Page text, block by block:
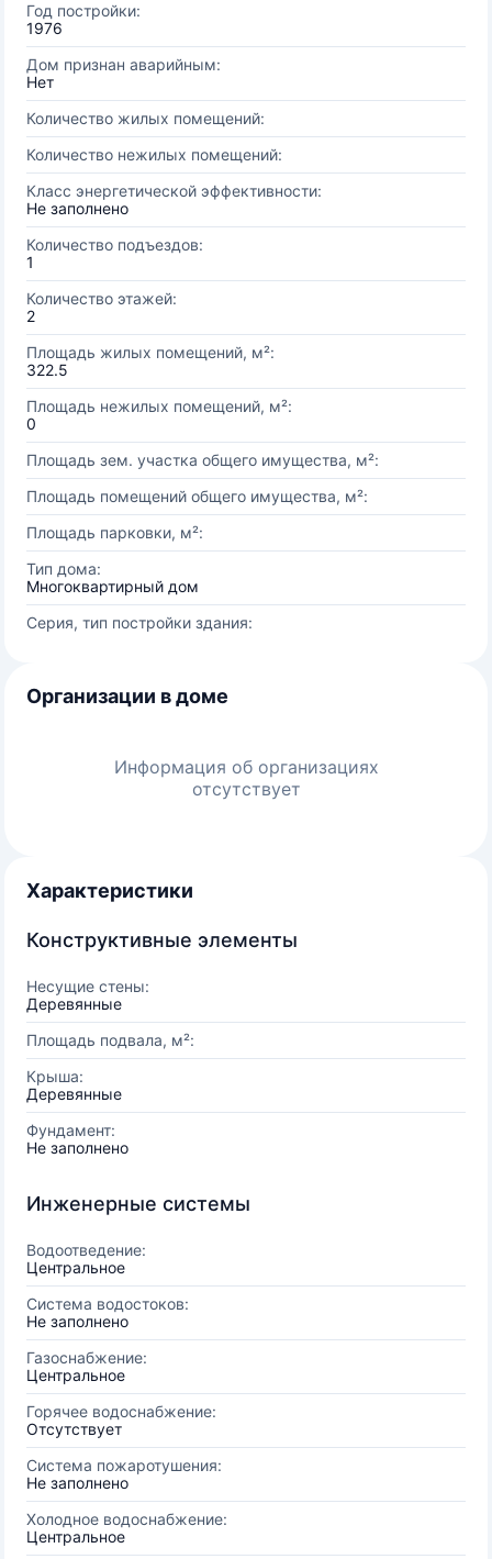
Год постройки:
1976
Дом признан аварийным:
Нет
Количество жилых помещений:
Количество нежилых помещений:
Класс энергетической эффективности:
Не заполнено
Количество подъездов:
1
Количество этажей:
2
Площадь жилых помещений, м²:
322.5
Площадь нежилых помещений, м²:
0
Площадь зем. участка общего имущества, м²:
Площадь помещений общего имущества, м²:
Площадь парковки, м²:
Тип дома:
Многоквартирный дом
Серия, тип постройки здания:
Организации в доме
Информация об организациях
отсутствует
Характеристики
Конструктивные элементы
Несущие стены:
Деревянные
Площадь подвала, м²:
Крыша:
Деревянные
Фундамент:
Не заполнено
Инженерные системы
Водоотведение:
Центральное
Система водостоков:
Не заполнено
Газоснабжение:
Центральное
Горячее водоснабжение:
Отсутствует
Система пожаротушения:
Не заполнено
Холодное водоснабжение:
Центральное